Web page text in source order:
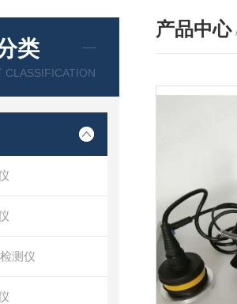
类
CLASSIFICATION
测仪
产品中心